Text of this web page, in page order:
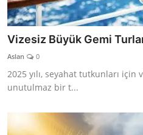
Vizesiz Büyük Gemi
Aslan 0
2025 yılı, seyahat tutkunları
unutulmaz bir t...